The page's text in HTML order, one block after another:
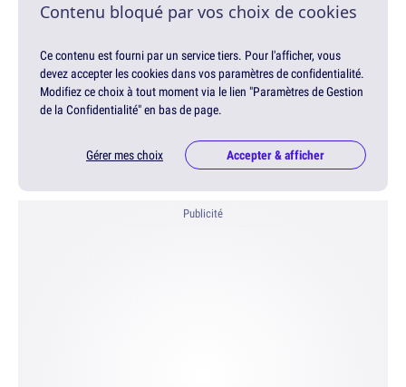
Contenu bloqué par vos choix de cookies
Ce contenu est fourni par un service tiers. Pour l'afficher, vous
devez accepter les cookies dans vos paramètres de confidentialité.
Modifiez ce choix à tout moment via le lien "Paramètres de Gestion
de la Confidentialité" en bas de page.
Gérer mes choix Accepter & afficher
Publicité